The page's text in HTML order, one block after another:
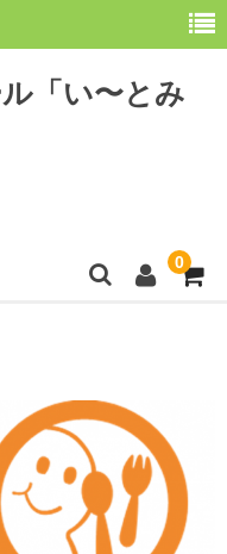
「い〜とみ
0